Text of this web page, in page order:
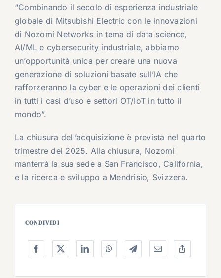
“Combinando il secolo di esperienza industriale
globale di Mitsubishi Electric con le innovazioni
di Nozomi Networks in tema di data science,
AI/ML e cybersecurity industriale, abbiamo
un’opportunità unica per creare una nuova
generazione di soluzioni basate sull’IA che
rafforzeranno la cyber e le operazioni dei clienti
in tutti i casi d’uso e settori OT/IoT in tutto il
mondo”.
La chiusura dell’acquisizione è prevista nel quarto
trimestre del 2025. Alla chiusura, Nozomi
manterrà la sua sede a San Francisco, California,
e la ricerca e sviluppo a Mendrisio, Svizzera.
CONDIVIDI